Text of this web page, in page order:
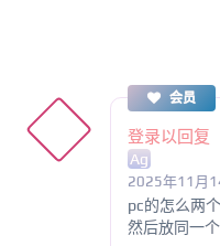
会员
登录以回复
Ag
2025年11月
pc的怎么两
然后放同一